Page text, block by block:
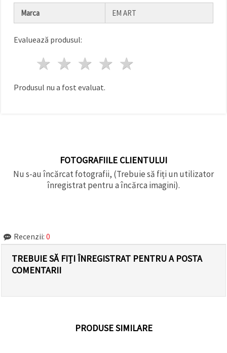
pe butonul
"Salvați"
Marca EM ART
Evaluează produsul:
4 stele
3 stele
2 stele
1 stea
Produsul nu a fost evaluat.
FOTOGRAFIILE CLIENTULUI
Nu s-au încărcat fotografii, (Trebuie să fiți un utilizator
înregistrat pentru a încărca imagini).
Recenzii: 0
TREBUIE SĂ FIȚI ÎNREGISTRAT PENTRU A POSTA
COMENTARII
PRODUSE SIMILARE